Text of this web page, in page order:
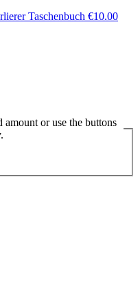
Taschenbuch €10.00
or use the buttons